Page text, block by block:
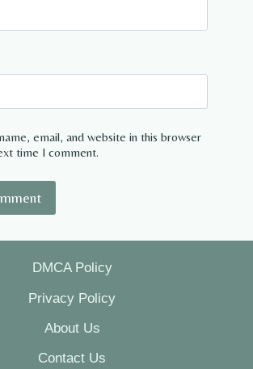
email, and website in this browser
time I comment.
DMCA Policy
Privacy Policy
About Us
Contact Us